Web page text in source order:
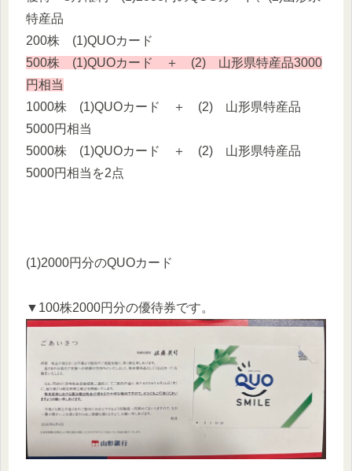
特産品
200株 (1)QUOカード
500株 (1)QUOカード ＋ (2) 山形県特産品3000
円相当
1000株 (1)QUOカード ＋ (2) 山形県特産品
5000円相当
5000株 (1)QUOカード ＋ (2) 山形県特産品
5000円相当を2点
(1)2000円分のQUOカード
▼100株2000円分の優待券です。